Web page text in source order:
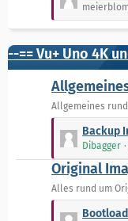
e
i
t
r
ä
g
e
t
z
t
B
e
i
ä
g
e
--== Vu+ Uno 4K
Allgemeines
t
z
t
e
Backup
Dibagger
Original
Alles rund um